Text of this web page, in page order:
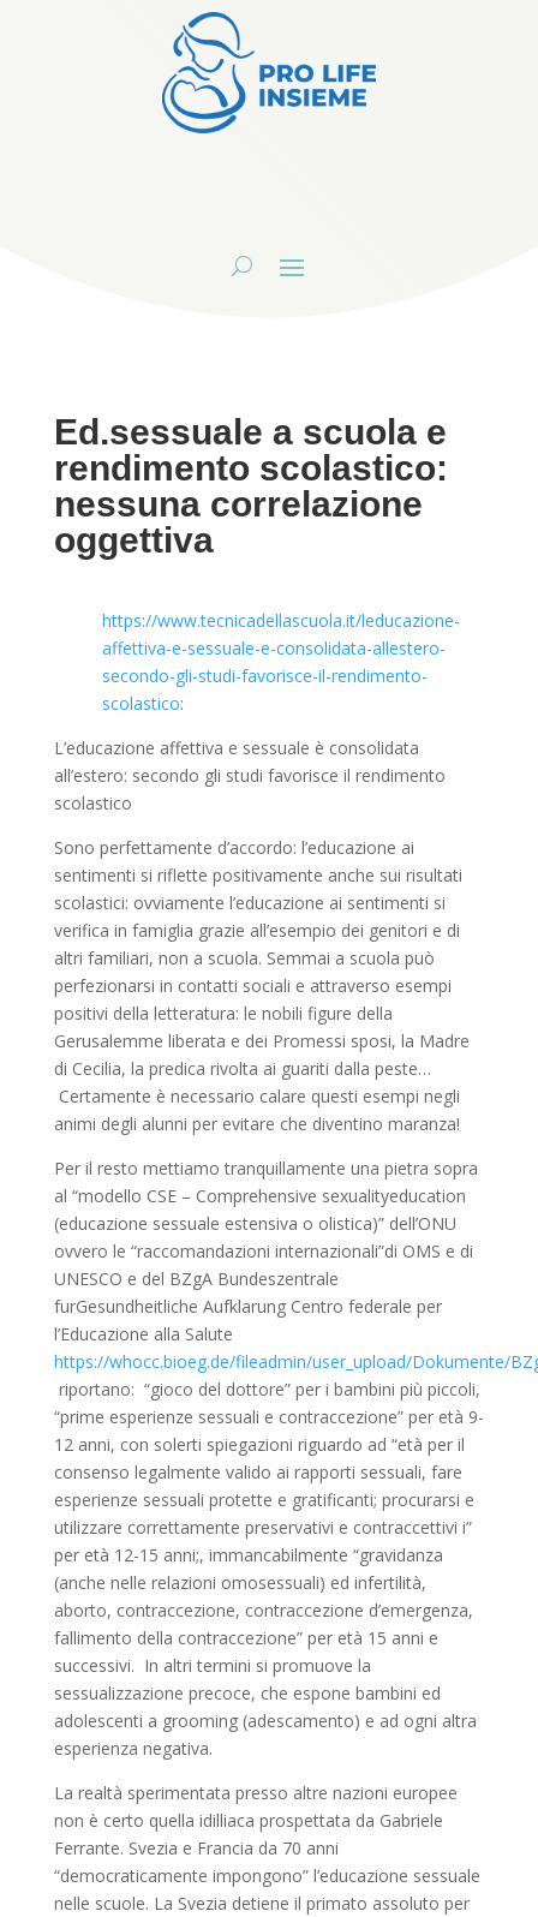
Ed.sessuale a scuola e
rendimento scolastico:
nessuna correlazione
oggettiva
https://www.tecnicadellascuola.it/leducazione-
affettiva-e-sessuale-e-consolidata-allestero-
secondo-gli-studi-favorisce-il-rendimento-
scolastico:
L’educazione affettiva e sessuale è consolidata
all’estero: secondo gli studi favorisce il rendimento
scolastico
Sono perfettamente d’accordo: l’educazione ai
sentimenti si riflette positivamente anche sui risultati
scolastici: ovviamente l’educazione ai sentimenti si
verifica in famiglia grazie all’esempio dei genitori e di
altri familiari, non a scuola. Semmai a scuola può
perfezionarsi in contatti sociali e attraverso esempi
positivi della letteratura: le nobili figure della
Gerusalemme liberata e dei Promessi sposi, la Madre
di Cecilia, la predica rivolta ai guariti dalla peste…
Certamente è necessario calare questi esempi negli
animi degli alunni per evitare che diventino maranza!
Per il resto mettiamo tranquillamente una pietra sopra
al “modello CSE– Comprehensive sexualityeducation
(educazione sessuale estensiva o olistica)” dell’ONU
ovvero le “raccomandazioni internazionali”di OMS e di
UNESCO e del BZgA Bundeszentrale
furGesundheitliche AufklarungCentro federale per
l’Educazione alla Salute
https://whocc.bioeg.de/fileadmin/user_upload/Dokumente/
riportano: “gioco del dottore” per i bambini più piccoli,
“prime esperienze sessuali e contraccezione” per età 9-
12 anni, con solerti spiegazioni riguardo ad “età per il
consenso legalmente valido ai rapporti sessuali, fare
esperienze sessuali protette e gratificanti; procurarsi e
utilizzare correttamente preservativi e contraccettivi i”
per età 12-15 anni;, immancabilmente “gravidanza
(anche nelle relazioni omosessuali) ed infertilità,
aborto, contraccezione, contraccezione d’emergenza,
fallimento della contraccezione” per età 15 anni e
successivi. In altri termini si promuove la
sessualizzazione precoce, che espone bambini ed
adolescenti a grooming(adescamento) e ad ogni altra
esperienza negativa.
La realtà sperimentata presso altre nazioni europee
non è certo quella idilliaca prospettata da Gabriele
Ferrante. Svezia e Francia da 70 anni
“democraticamente impongono” l’educazione sessuale
nelle scuole. La Svezia detiene il primato assoluto per